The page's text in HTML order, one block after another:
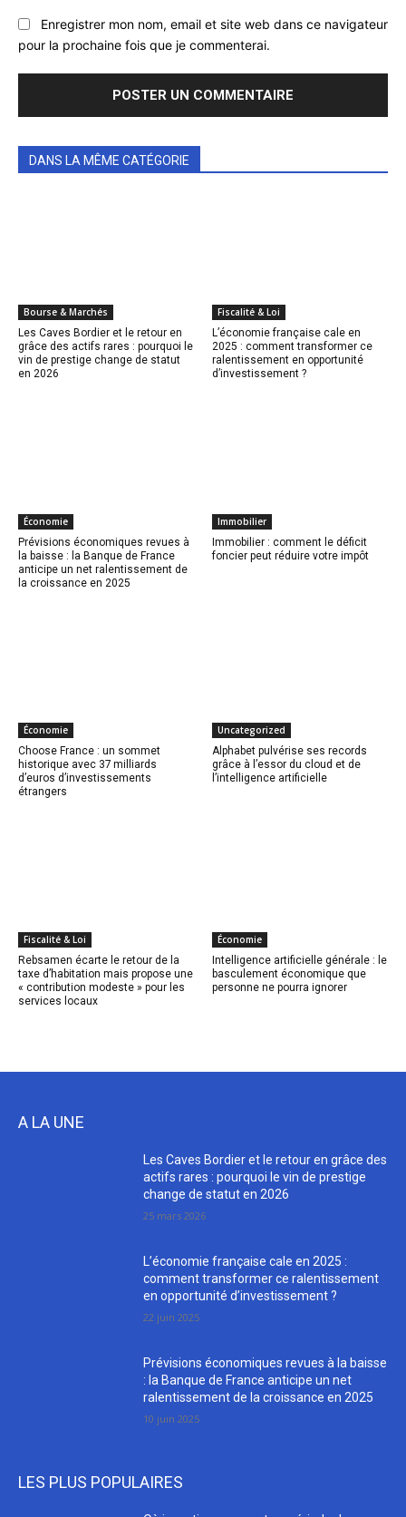
Enregistrer mon nom, email et site web dans ce navigateur
pour la prochaine fois que je commenterai.
DANS LA MÊME CATÉGORIE
Bourse & Marchés
Les Caves Bordier et le retour en
grâce des actifs rares : pourquoi le
vin de prestige change de statut
en 2026
Fiscalité & Loi
L’économie française cale en
2025 : comment transformer ce
ralentissement en opportunité
d’investissement ?
Économie
Prévisions économiques revues à
la baisse : la Banque de France
anticipe un net ralentissement de
la croissance en 2025
Immobilier
Immobilier : comment le déficit
foncier peut réduire votre impôt
Économie
Choose France : un sommet
historique avec 37 milliards
d’euros d’investissements
étrangers
Uncategorized
Alphabet pulvérise ses records
grâce à l’essor du cloud et de
l’intelligence artificielle
Fiscalité & Loi
Rebsamen écarte le retour de la
taxe d’habitation mais propose une
« contribution modeste » pour les
services locaux
Économie
Intelligence artificielle générale : le
basculement économique que
personne ne pourra ignorer
A LA UNE
Les Caves Bordier et le retour en grâce des
actifs rares : pourquoi le vin de prestige
change de statut en 2026
25 mars 2026
L’économie française cale en 2025 :
comment transformer ce ralentissement
en opportunité d’investissement ?
22 juin 2025
Prévisions économiques revues à la baisse
: la Banque de France anticipe un net
ralentissement de la croissance en 2025
10 juin 2025
LES PLUS POPULAIRES